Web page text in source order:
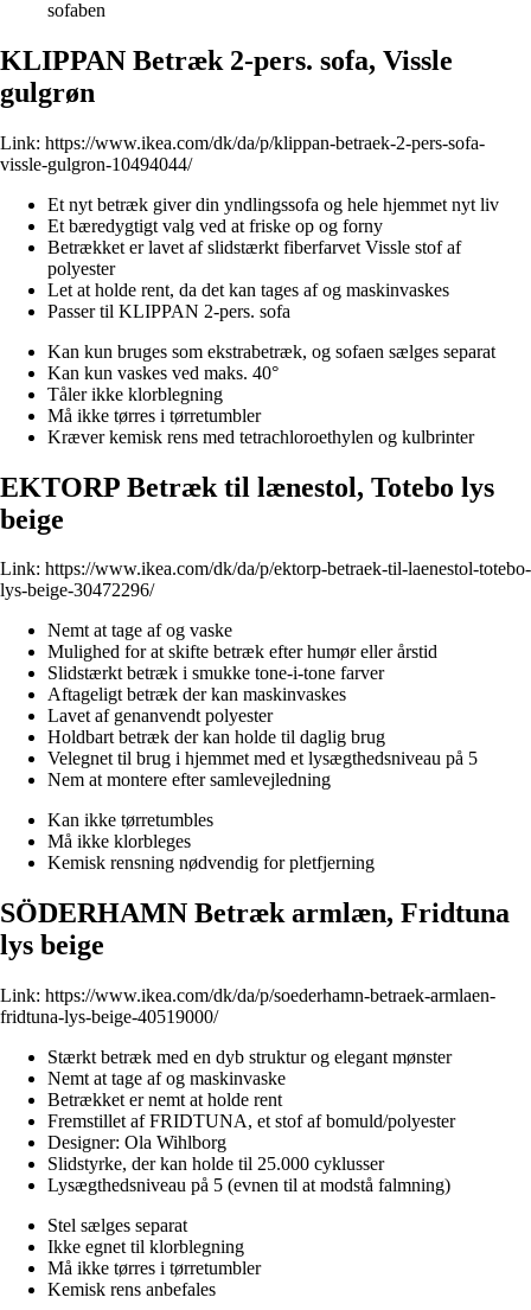
sofaben
KLIPPAN Betræk 2-pers. sofa, Vissle
gulgrøn
Link: https://www.ikea.com/dk/da/p/klippan-betraek-2-pers-sofa-
vissle-gulgron-10494044/
Et nyt betræk giver din yndlingssofa og hele hjemmet nyt liv
Et bæredygtigt valg ved at friske op og forny
Betrækket er lavet af slidstærkt fiberfarvet Vissle stof af
polyester
Let at holde rent, da det kan tages af og maskinvaskes
Passer til KLIPPAN 2-pers. sofa
Kan kun bruges som ekstrabetræk, og sofaen sælges separat
Kan kun vaskes ved maks. 40°
Tåler ikke klorblegning
Må ikke tørres i tørretumbler
Kræver kemisk rens med tetrachloroethylen og kulbrinter
EKTORP Betræk til lænestol, Totebo lys
beige
Link: https://www.ikea.com/dk/da/p/ektorp-betraek-til-laenestol-totebo-
lys-beige-30472296/
Nemt at tage af og vaske
Mulighed for at skifte betræk efter humør eller årstid
Slidstærkt betræk i smukke tone-i-tone farver
Aftageligt betræk der kan maskinvaskes
Lavet af genanvendt polyester
Holdbart betræk der kan holde til daglig brug
Velegnet til brug i hjemmet med et lysægthedsniveau på 5
Nem at montere efter samlevejledning
Kan ikke tørretumbles
Må ikke klorbleges
Kemisk rensning nødvendig for pletfjerning
SÖDERHAMN Betræk armlæn, Fridtuna
lys beige
Link: https://www.ikea.com/dk/da/p/soederhamn-betraek-armlaen-
fridtuna-lys-beige-40519000/
Stærkt betræk med en dyb struktur og elegant mønster
Nemt at tage af og maskinvaske
Betrækket er nemt at holde rent
Fremstillet af FRIDTUNA, et stof af bomuld/polyester
Designer: Ola Wihlborg
Slidstyrke, der kan holde til 25.000 cyklusser
Lysægthedsniveau på 5 (evnen til at modstå falmning)
Stel sælges separat
Ikke egnet til klorblegning
Må ikke tørres i tørretumbler
Kemisk rens anbefales